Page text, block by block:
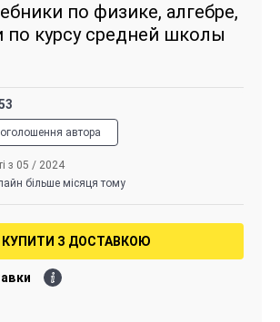
по физике, алгебре,
по курсу средней школы
оголошення автора
з 05 / 2024
більше місяця тому
КУПИТИ З ДОСТАВКОЮ